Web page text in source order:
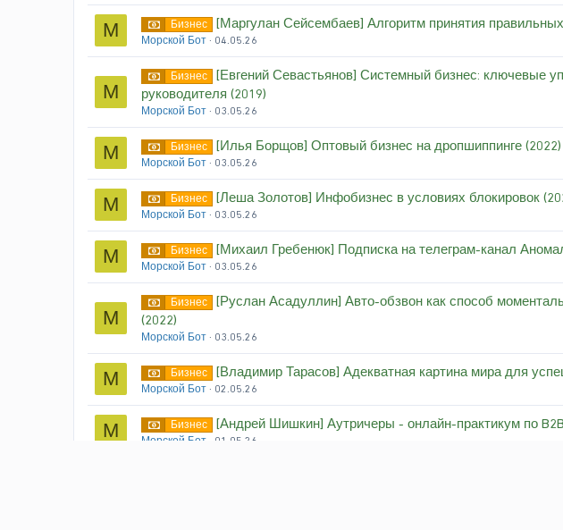
М Бизнес [Маргулан Сейсембаев] Алгоритм принятия
Морской Бот 04.05.26
М
Бизнес
[Евгений Севастьянов] Системный бизнес: ключевые
руководителя (2019)
Морской Бот 03.05.26
М Бизнес [Илья Борщов] Оптовый бизнес на дропшиппинге (2022)
Морской Бот 03.05.26
М Бизнес [Леша Золотов] Инфобизнес в условиях блокировок
Морской Бот 03.05.26
М Бизнес [Михаил Гребенюк] Подписка на телеграм-канал
Морской Бот 03.05.26
М
Бизнес
[Руслан Асадуллин] Авто-обзвон как способ
(2022)
Морской Бот 03.05.26
М Бизнес [Владимир Тарасов] Адекватная картина мира для
Морской Бот 02.05.26
М Бизнес [Андрей Шишкин] Аутричеры - онлайн-практикум по
Морской Бот 01.05.26